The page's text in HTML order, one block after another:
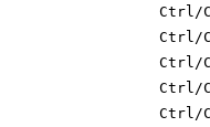
Ctrl/
Ctrl/
Ctrl/
Ctrl/
Ctrl/